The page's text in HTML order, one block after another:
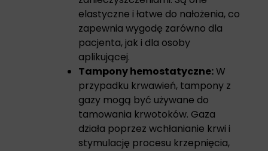
elastyczne i łatwe do nałożenia, co
zapewnia wygodę zarówno dla
pacjenta, jak i dla osoby
aplikującej.
Tampony hemostatyczne:W
przypadku krwawień, tampony z
gazy mogą być używane do
tamowania krwotoków. Gaza
działa poprzez wchłanianie krwi i
stymulację procesu krzepnięcia,